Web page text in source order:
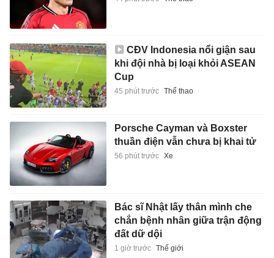
CĐV Indonesia nổi giận sau
khi đội nhà bị loại khỏi ASEAN
Cup
45 phút trước Thể thao
Porsche Cayman và Boxster
thuần điện vẫn chưa bị khai tử
56 phút trước Xe
Bác sĩ Nhật lấy thân mình che
chắn bệnh nhân giữa trận động
đất dữ dội
1 giờ trước Thế giới